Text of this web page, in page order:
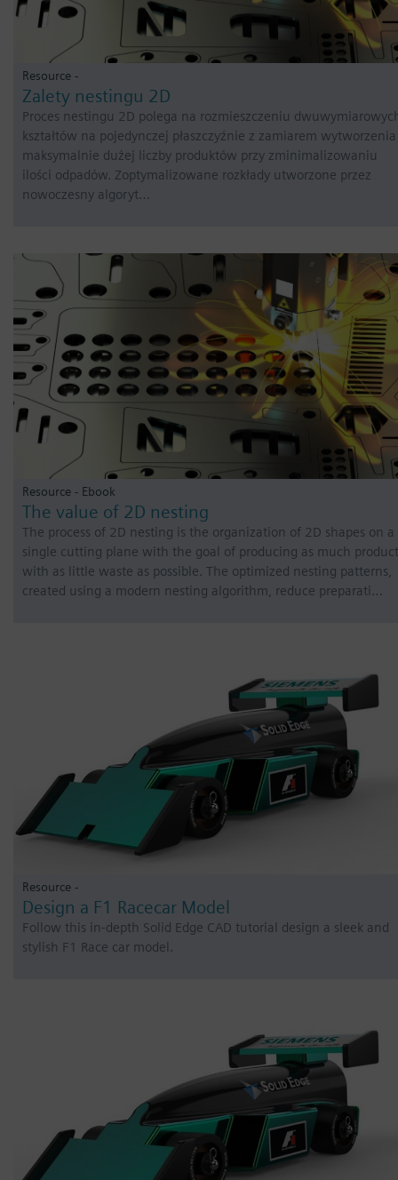
Resource -
Zalety nestingu 2D
Proces nestingu 2D polega na rozmieszczeniu
kształtów na pojedynczej płaszczyźnie z zamiarem wytworzenia
maksymalnie dużej liczby produktów przy zminimalizowaniu
ilości odpadów. Zoptymalizowane rozkłady utworzone przez
nowoczesny algoryt…
Resource - Ebook
The value of 2D nesting
The process of 2D nesting is the organization of 2D shapes on a
single cutting plane with the goal of producing as much product
with as little waste as possible. The optimized nesting patterns,
created using a modern nesting algorithm, reduce preparati…
Resource -
Design a F1 Racecar Model
Follow this in-depth Solid Edge CAD tutorial design a sleek and
stylish F1 Race car model.